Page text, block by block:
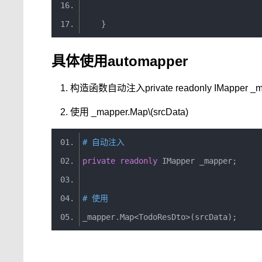
}
具体使用automapper
构造函数自动注入private readonly IMapper
使用 _mapper.Map\(srcData)
# 自动注入
private
readonly IMapper _mapper;
# 使用
_mapper.Map<TodoResDto>(srcData);